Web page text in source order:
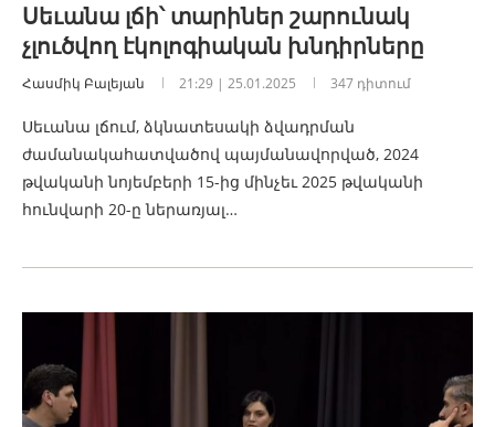
Սեւանա լճի՝ տարիներ շարունակ
չլուծվող էկոլոգիական խնդիրները
Հասմիկ Բալեյան 21:29 | 25.01.2025 347 դիտում
Սեւանա լճում, ձկնատեսակի ձվադրման
ժամանակահատվածով պայմանավորված, 2024
թվականի նոյեմբերի 15-ից մինչեւ 2025 թվականի
հունվարի 20-ը ներառյալ…